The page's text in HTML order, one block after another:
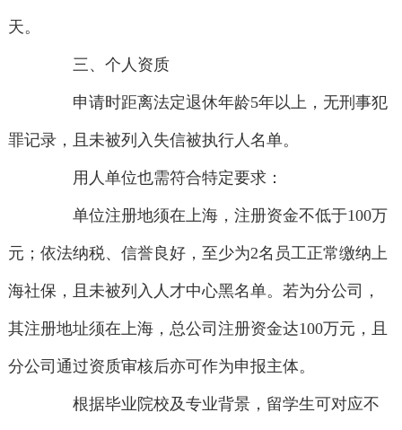
天。
三、个人资质
申请时距离法定退休年龄5年以上，无刑事犯
罪记录，且未被列入失信被执行人名单。
用人单位也需符合特定要求：
单位注册地须在上海，注册资金不低于100万
元；依法纳税、信誉良好，至少为2名员工正常缴纳上
海社保，且未被列入人才中心黑名单。若为分公司，
其注册地址须在上海，总公司注册资金达100万元，且
分公司通过资质审核后亦可作为申报主体。
根据毕业院校及专业背景，留学生可对应不